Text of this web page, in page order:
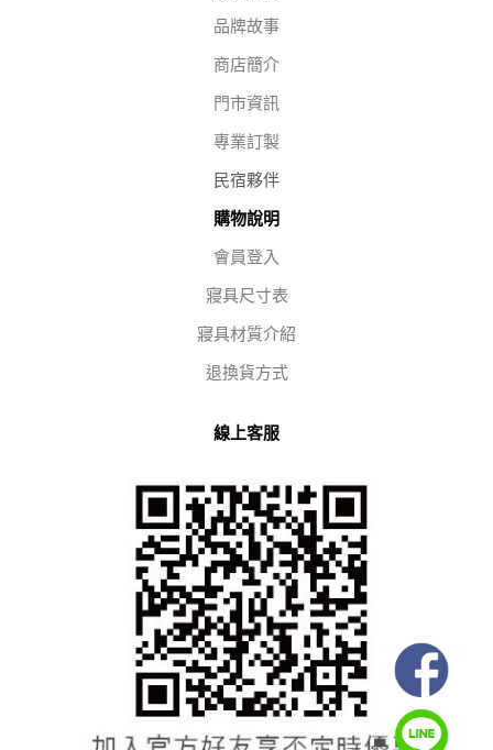
品牌故事
商店簡介
門市資訊
專業訂製
民宿夥伴
購物說明
會員登入
寢具尺寸表
寢具材質介紹
退換貨方式
線上客服